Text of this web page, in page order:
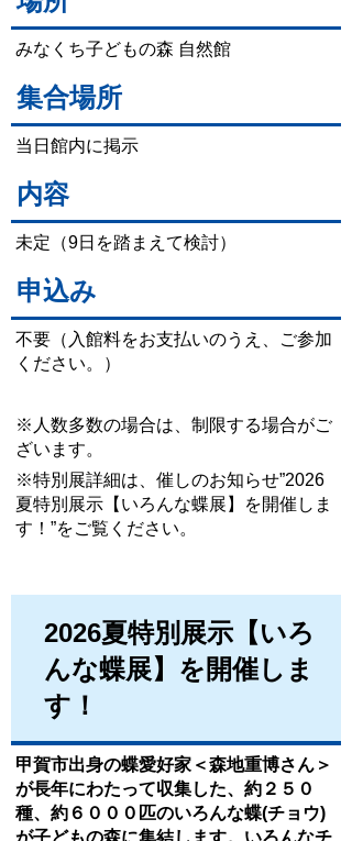
みなくち子どもの森 自然館
集合場所
当日館内に掲示
内容
未定（9日を踏まえて検討）
申込み
不要（入館料をお支払いのうえ、ご参加
ください。）
※人数多数の場合は、制限する場合がご
ざいます。
※特別展詳細は、催しのお知らせ”2026
夏特別展示【いろんな蝶展】を開催しま
す！”をご覧ください。
2026夏特別展示【いろ
んな蝶展】を開催しま
す！
甲賀市出身の蝶愛好家＜森地重博さん＞
が長年にわたって収集した、約２５０
種、約６０００匹のいろんな蝶(チョウ)